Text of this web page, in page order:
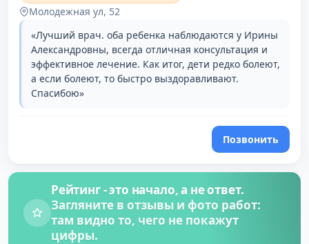
Молодежная ул, 52
«Лучший врач. оба ребенка наблюдаются у Ирины
Александровны, всегда отличная консультация и
эффективное лечение. Как итог, дети редко болеют,
а если болеют, то быстро выздоравливают.
Спасибою»
Позвонить
Рейтинг - это начало, а не ответ.
Загляните в отзывы и фото работ:
там видно то, чего не покажут
цифры.